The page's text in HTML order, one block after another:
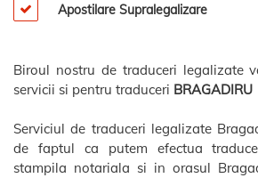
Apostilare Supralegalizare
Biroul nostru de traduceri legalizate
servicii si pentru traduceri BRAGADIRU
Serviciul de traduceri legalizate
de faptul ca putem efectua
stampila notariala si in orasul